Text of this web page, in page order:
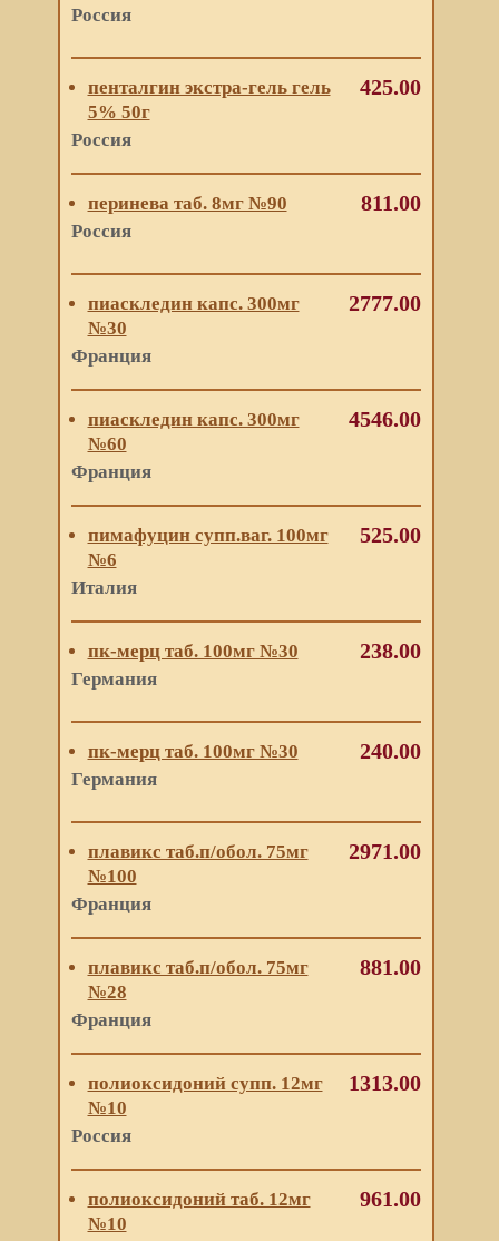
Россия
пенталгин экстра-гель гель
5% 50г
Россия
425.00
перинева таб. 8мг №90
Россия
811.00
пиаскледин капс. 300мг
№30
Франция
2777.00
пиаскледин капс. 300мг
№60
Франция
4546.00
пимафуцин супп.ваг. 100мг
№6
Италия
525.00
пк-мерц таб. 100мг №30
Германия
238.00
пк-мерц таб. 100мг №30
Германия
240.00
плавикс таб.п/обол. 75мг
№100
Франция
2971.00
плавикс таб.п/обол. 75мг
№28
Франция
881.00
полиоксидоний супп. 12мг
№10
Россия
1313.00
полиоксидоний таб. 12мг
№10
961.00